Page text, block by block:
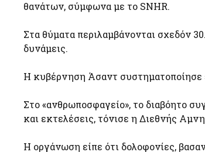
θανάτων, σύμφωνα με το SNHR.
Στα θύματα περιλαμβάνονται σχεδόν
δυνάμεις.
Η κυβέρνηση Άσαντ συστηματοποίησε
Στο «ανθρωποσφαγείο», το διαβόητο
και εκτελέσεις, τόνισε η Διεθνής
Η οργάνωση είπε ότι δολοφονίες,